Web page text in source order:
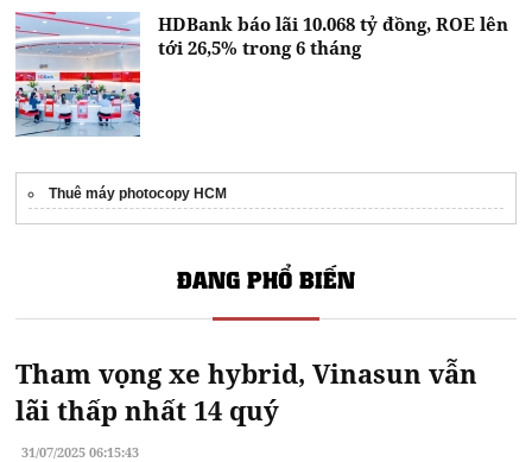
HDBank báo lãi 10.068 tỷ đồng, ROE lên
tới 26,5% trong 6 tháng
Thuê máy photocopy HCM
ĐANG PHỔ BIẾN
Tham vọng xe hybrid, Vinasun vẫn
lãi thấp nhất 14 quý
31/07/2025 06:15:43